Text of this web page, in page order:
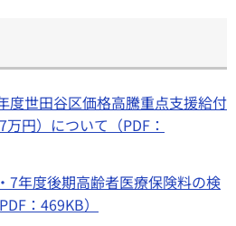
度世田谷区価格高騰重点支援給付
円）について（PDF：
7年度後期高齢者医療保険料の検
：469KB）